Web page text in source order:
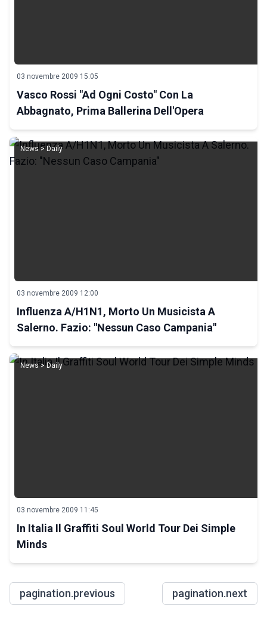
03 novembre 2009 15:05
Vasco Rossi "Ad Ogni Costo" Con La
Abbagnato, Prima Ballerina Dell'Opera
News > Daily
03 novembre 2009 12:00
Influenza A/H1N1, Morto Un Musicista A
Salerno. Fazio: "Nessun Caso Campania"
News > Daily
03 novembre 2009 11:45
In Italia Il Graffiti Soul World Tour Dei Simple
Minds
pagination.previous pagination.next